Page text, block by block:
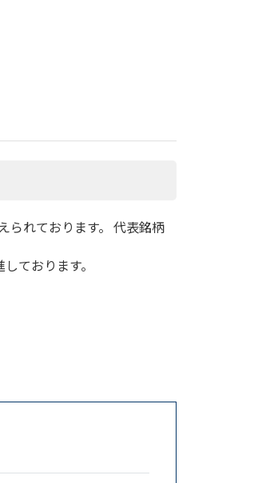
られております。 代表銘柄
ております。